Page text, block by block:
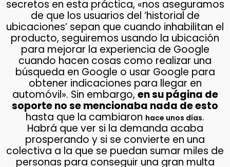
secretos en esta práctica, «nos aseguramos
de que los usuarios del ‘historial de
ubicaciones’ sepan que cuando inhabilitan el
producto, seguiremos usando la ubicación
para mejorar la experiencia de Google
cuando hacen cosas como realizar una
búsqueda en Google o usar Google para
obtener indicaciones para llegar en
automóvil». Sin embargo, en su página de
soporte no se mencionaba nada de esto
hasta que la cambiaron hace unos días.
Habrá que ver si la demanda acaba
prosperando y si se convierte en una
colectiva a la que se puedan sumar miles de
personas para conseguir una gran multa